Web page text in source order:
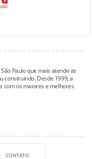
Paulo que mais atende às
construindo. Desde 1999, a
com os maiores e melhores
CONTATO